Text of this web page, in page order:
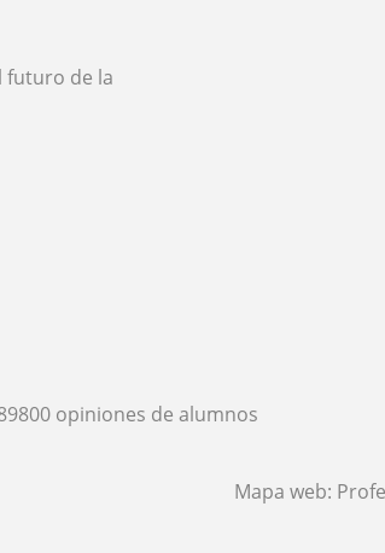
futuro de la
opiniones de alumnos
Mapa web: